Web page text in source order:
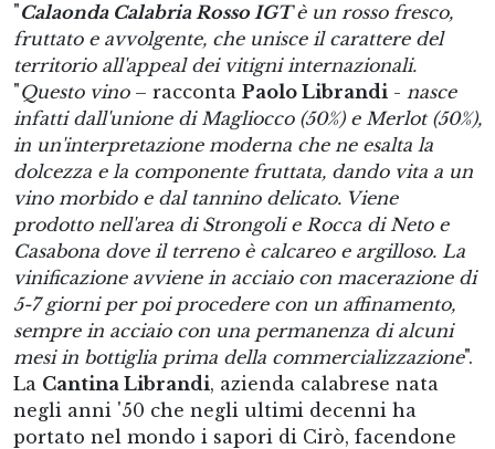
"Calaonda Calabria Rosso IGTè un rosso fresco,
fruttato e avvolgente, che unisce il carattere del
territorio all'appeal dei vitigni internazionali.
"Questo vino – racconta Paolo Librandi - nasce
infatti dall'unione di Magliocco (50%) e Merlot (50%),
in un'interpretazione moderna che ne esalta la
dolcezza e la componente fruttata, dando vita a un
vino morbido e dal tannino delicato. Viene
prodotto nell'area di Strongoli e Rocca di Neto e
Casabona dove il terreno è calcareo e argilloso. La
vinificazione avviene in acciaio con macerazione di
5-7 giorni per poi procedere con un affinamento,
sempre in acciaio con una permanenza di alcuni
mesi in bottiglia prima della commercializzazione".
La Cantina Librandi, azienda calabrese nata
negli anni '50 che negli ultimi decenni ha
portato nel mondo i sapori di Cirò, facendone